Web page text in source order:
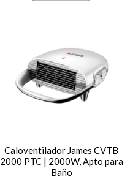
Caloventilador James CVTB
2000 PTC | 2000W, Apto para
Baño